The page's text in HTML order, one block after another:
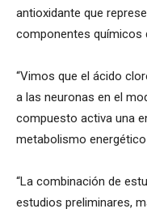
antioxidante que
componentes químicos
“Vimos que el ácido
a las neuronas en el
compuesto activa una
metabolismo
“La combinación de
estudios preliminares,